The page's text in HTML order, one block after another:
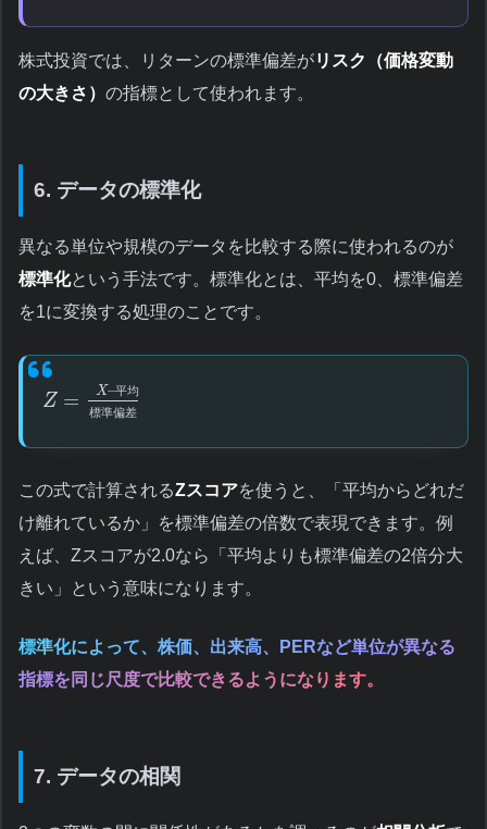
株式投資では、リターンの標準偏差がリスク（価格変動
の大きさ） の指標として使われます。
6. データの標準化
異なる単位や規模のデータを比較する際に使われるのが
標準化という手法です。標準化とは、平均を0、標準偏差
を1に変換する処理のことです。
Z = X–平均
標準偏差
この式で計算されるZスコアを使うと、「平均からどれだ
け離れているか」を標準偏差の倍数で表現できます。例
えば、Zスコアが2.0なら「平均よりも標準偏差の2倍分大
きい」という意味になります。
標準化によって、株価、出来高、PERなど単位が異なる
指標を同じ尺度で比較できるようになります。
7. データの相関